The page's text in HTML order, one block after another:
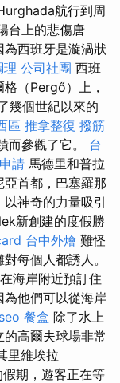
航行到周
台上的悲傷唐
西班牙是漩渦狀
理 公司社團 西班
（Pergő）上，
幾個世紀以來的
區 推拿整復 撥筋
而參觀了它。 台
請 馬德里和普拉
首都，巴塞羅那
神奇的力量吸引
新創建的度假勝
台中外燴 難怪
每個人都誘人。
海岸附近預訂住
他們可以從海岸
餐盒 除了水上
高爾夫球場非常
里維埃拉
假期，遊客正在等